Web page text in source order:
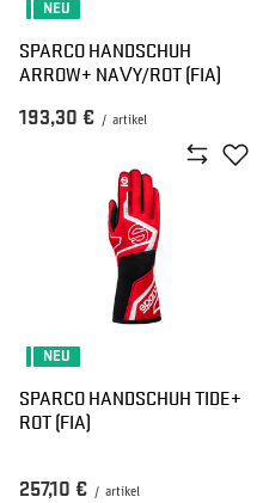
NEU
SPARCO HANDSCHUH
ARROW+ NAVY/ROT (FIA)
193,30 € / artikel
NEU
SPARCO HANDSCHUH TIDE+
ROT (FIA)
257,10 € / artikel